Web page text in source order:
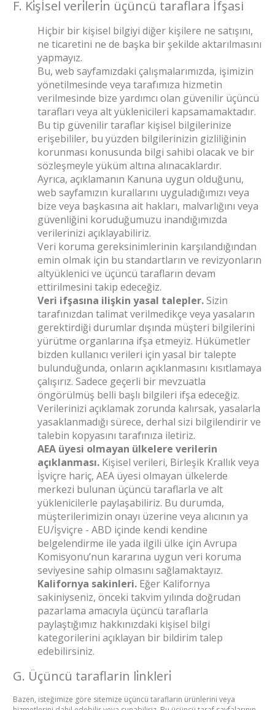
F. Ki̇şİsel veri̇leri̇n üçüncü taraflara İfşasi
Hiçbir bir kişisel bilgiyi diğer kişilere ne satışını,
ne ticaretini ne de başka bir şekilde aktarılmasını
yapmayız.
Bu, web sayfamızdaki çalışmalarımızda, işimizin
yönetilmesinde veya tarafımıza hizmetin
verilmesinde bize yardımcı olan güvenilir üçüncü
tarafları veya alt yüklenicileri kapsamamaktadır.
Bu tip güvenilir taraflar kişisel bilgilerinize
erişebililer, bu yüzden bilgilerinizin gizliliğinin
korunması konusunda bilgi sahibi olacak ve bir
sözleşmeyle yüküm altına alınacaklardır.
Ayrıca, açıklamanın Kanuna uygun olduğunu,
web sayfamızın kurallarını uyguladığımızı veya
bize veya başkasına ait hakları, malvarlığını veya
güvenliğini koruduğumuzu inandığımızda
verilerinizi açıklayabiliriz.
Veri koruma gereksinimlerinin karşılandığından
emin olmak için bu standartların ve revizyonların
altyüklenici ve üçüncü tarafların devam
ettirilmesini takip edeceğiz.
Veri ifşasına ilişkin yasal talepler.Sizin
tarafınızdan talimat verilmedikçe veya yasaların
gerektirdiği durumlar dışında müşteri bilgilerini
yürütme organlarına ifşa etmeyiz. Hükümetler
bizden kullanıcı verileri için yasal bir talepte
bulunduğunda, onların açıklanmasını kısıtlamaya
çalışırız. Sadece geçerli bir mevzuatla
öngörülmüş belli başlı bilgileri ifşa edeceğiz.
Verilerinizi açıklamak zorunda kalırsak, yasalarla
yasaklanmadığı sürece, derhal sizi bilgilendirir ve
talebin kopyasını tarafınıza iletiriz.
AEA üyesi olmayan ülkelere verilerin
açıklanması. Kişisel verileri, Birleşik Krallık veya
İşviçre hariç, AEA üyesi olmayan ülkelerde
merkezi bulunan üçüncü taraflarla ve alt
yüklenicilerle paylaşabiliriz. Bu durumda,
müşterilerimizin onayı üzerine veya alıcının ya
EU/İşviçre - ABD içinde kendi kendine
belgelendirme ile yada ilgili ülke için Avrupa
Komisyonu’nun kararına uygun veri koruma
seviyesine sahip olmasını sağlamaktayız.
Kalifornya sakinleri. Eğer Kalifornya
sakiniyseniz, önceki takvim yılında doğrudan
pazarlama amacıyla üçüncü taraflarla
paylaştığımız hakkınızdaki kişisel bilgi
kategorilerini açıklayan bir bildirim talep
edebilirsiniz.
G. Üçüncü taraflarin li̇nkleri̇
Bazen, isteğimize göre sitemize üçüncü tarafların ürünlerini veya